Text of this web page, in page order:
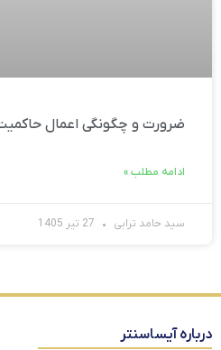
ضرورت و چگونگی اعمال
ادامه مطلب »
سید حامد ترابی
درباره آیساسنتر